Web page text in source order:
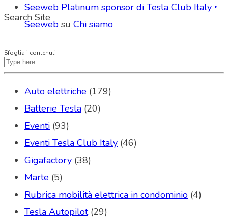
Search Site
Seeweb Platinum sponsor di Tesla Club Italy ‣
Seeweb su Chi siamo
Sfoglia i contenuti
Auto elettriche (179)
Batterie Tesla (20)
Eventi (93)
Eventi Tesla Club Italy (46)
Gigafactory (38)
Marte (5)
Rubrica mobilità elettrica in condominio (4)
Tesla Autopilot(29)